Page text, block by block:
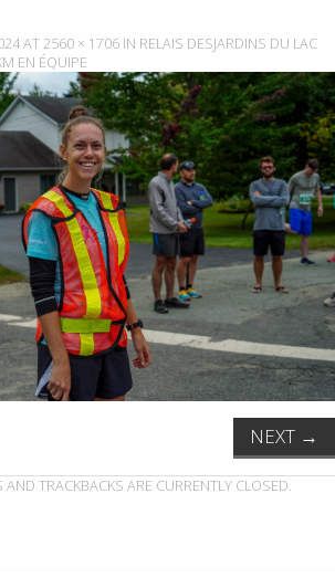
AT2560 × 1706 IN RELAIS DESJARDINS DU LAC
EN ÉQUIPE
NEXT →
TRACKBACKS ARE CURRENTLY CLOSED.